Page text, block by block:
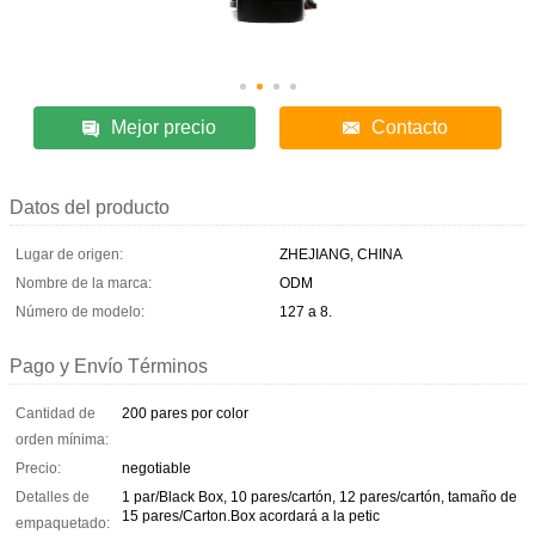
Mejor precio Contacto
Datos del producto
Lugar de origen:
ZHEJIANG, CHINA
Nombre de la marca:
ODM
Número de modelo:
127 a 8.
Pago y Envío Términos
Cantidad de
orden mínima:
200 pares por color
Precio:
negotiable
Detalles de
empaquetado:
1 par/Black Box, 10 pares/cartón, 12 pares/cartón, tamaño de
15 pares/Carton.Box acordará a la petic